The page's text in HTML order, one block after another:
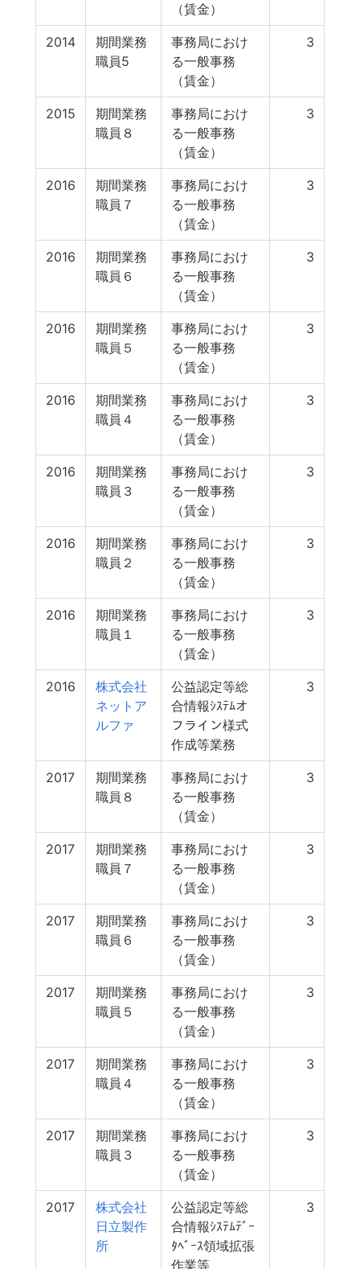
（賃金）
2014
期間業務
職員5
事務局におけ
る一般事務
（賃金）
3
2015
期間業務
職員８
事務局におけ
る一般事務
（賃金）
3
2016
期間業務
職員７
事務局におけ
る一般事務
（賃金）
3
2016
期間業務
職員６
事務局におけ
る一般事務
（賃金）
3
2016
期間業務
職員５
事務局におけ
る一般事務
（賃金）
3
2016
期間業務
職員４
事務局におけ
る一般事務
（賃金）
3
2016
期間業務
職員３
事務局におけ
る一般事務
（賃金）
3
2016
期間業務
職員２
事務局におけ
る一般事務
（賃金）
3
2016
期間業務
職員１
事務局におけ
る一般事務
（賃金）
3
2016
株式会社
ネットア
ルファ
公益認定等総
合情報ｼｽﾃﾑオ
フライン様式
作成等業務
3
2017
期間業務
職員８
事務局におけ
る一般事務
（賃金）
3
2017
期間業務
職員７
事務局におけ
る一般事務
（賃金）
3
2017
期間業務
職員６
事務局におけ
る一般事務
（賃金）
3
2017
期間業務
職員５
事務局におけ
る一般事務
（賃金）
3
2017
期間業務
職員４
事務局におけ
る一般事務
（賃金）
3
2017
期間業務
職員３
事務局におけ
る一般事務
（賃金）
3
2017
株式会社
日立製作
所
公益認定等総
合情報ｼｽﾃﾑﾃﾞｰ
ﾀﾍﾞｰｽ領域拡張
作業等
3